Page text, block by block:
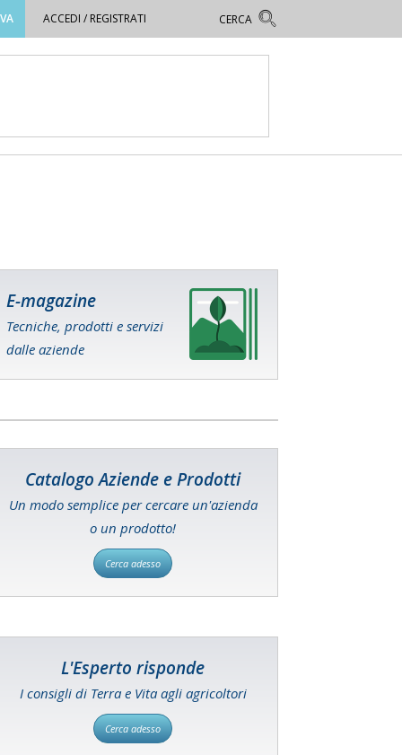
ACCEDI / REGISTRATI
E-magazine
Tecniche, prodotti e servizi
dalle aziende
Catalogo Aziende e Prodotti
Un modo semplice per cercare un'azienda
o un prodotto!
Cerca adesso
L'Esperto risponde
I consigli di Terra e Vita agli agricoltori
Cerca adesso